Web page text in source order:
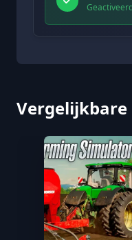
Vergelijkbare